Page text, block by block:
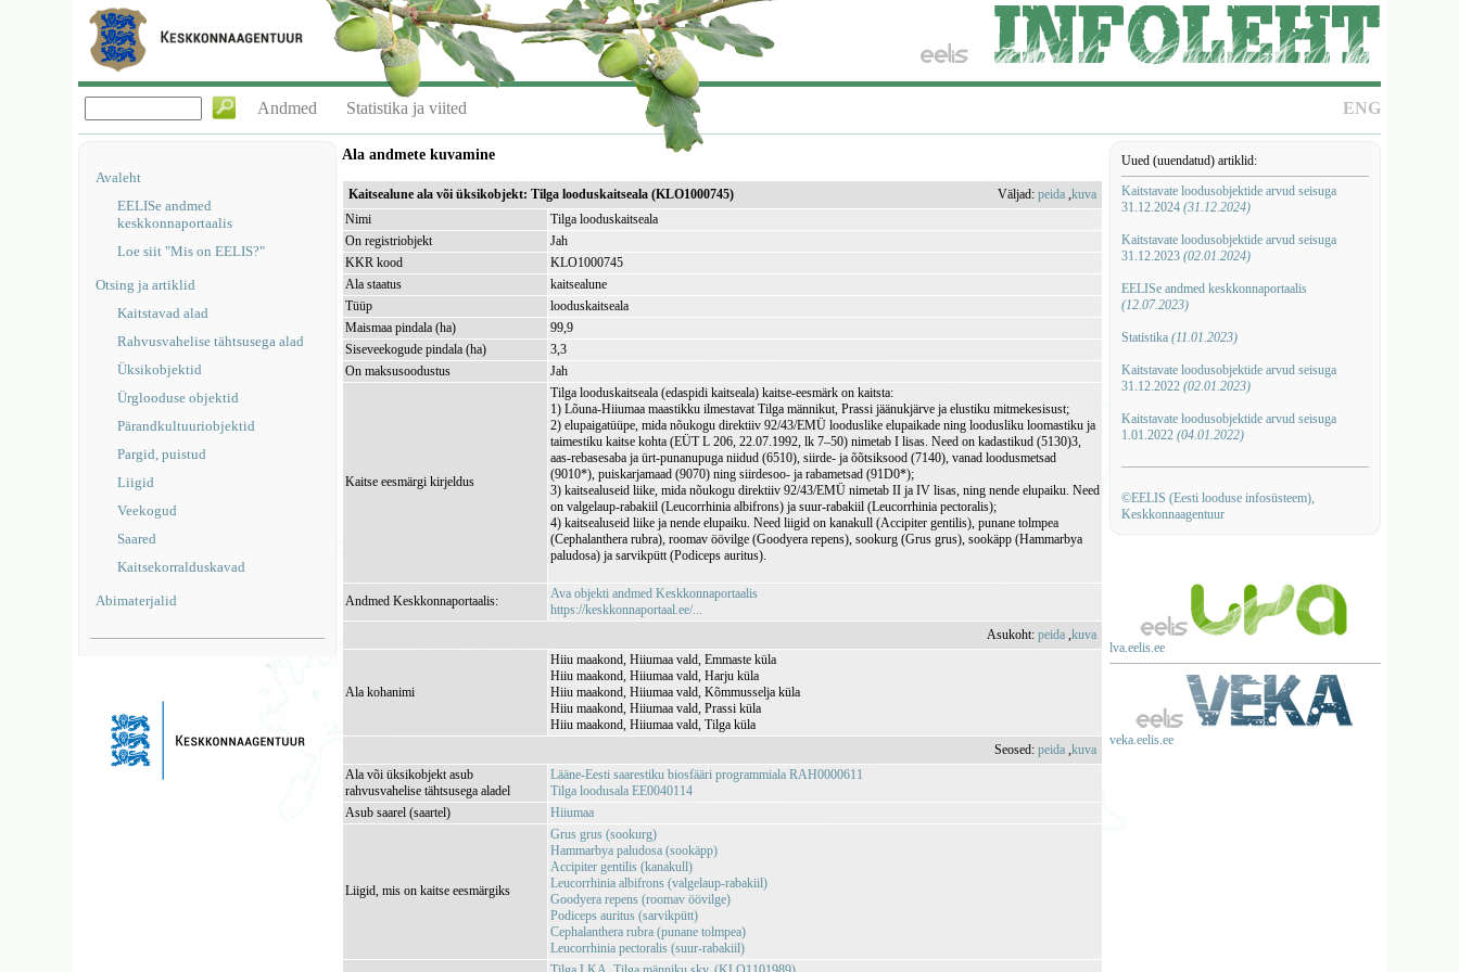
ENG
Andmed Statistika ja viited
Avaleht
EELISe andmed
keskkonnaportaalis
Loe siit "Mis on EELIS?"
Otsing ja artiklid
Kaitstavad alad
Rahvusvahelise tähtsusega alad
Üksikobjektid
Ürglooduse objektid
Pärandkultuuriobjektid
Pargid, puistud
Liigid
Veekogud
Saared
Kaitsekorralduskavad
Abimaterjalid
Uued (uuendatud) artiklid:
Kaitstavate loodusobjektide arvud seisuga
31.12.2024 (31.12.2024)
Kaitstavate loodusobjektide arvud seisuga
31.12.2023 (02.01.2024)
EELISe andmed keskkonnaportaalis
(12.07.2023)
Statistika (11.01.2023)
Kaitstavate loodusobjektide arvud seisuga
31.12.2022 (02.01.2023)
Kaitstavate loodusobjektide arvud seisuga
1.01.2022 (04.01.2022)
©EELIS (Eesti looduse infosüsteem),
Keskkonnaagentuur
lva.eelis.ee
veka.eelis.ee
Ala andmete kuvamine
Kaitsealune ala või üksikobjekt: Tilga looduskaitseala (KLO1000745) Väljad:peida ,kuva
Nimi
Tilga looduskaitseala
On registriobjekt
Jah
KKR kood
KLO1000745
Ala staatus
kaitsealune
Tüüp
looduskaitseala
Maismaa pindala (ha)
99,9
Siseveekogude pindala (ha)
3,3
On maksusoodustus
Jah
Kaitse eesmärgi kirjeldus
Tilga looduskaitseala (edaspidi kaitseala) kaitse-eesmärk on kaitsta:
1) Lõuna-Hiiumaa maastikku ilmestavat Tilga männikut, Prassi jäänukjärve ja elustiku mitmekesisust;
2) elupaigatüüpe, mida nõukogu direktiiv 92/43/EMÜ looduslike elupaikade ning loodusliku loomastiku ja
taimestiku kaitse kohta (EÜT L 206, 22.07.1992, lk 7–50) nimetab I lisas. Need on kadastikud (5130)3,
aas-rebasesaba ja ürt-punanupuga niidud (6510), siirde- ja õõtsiksood (7140), vanad loodusmetsad
(9010*), puiskarjamaad (9070) ning siirdesoo- ja rabametsad (91D0*);
3) kaitsealuseid liike, mida nõukogu direktiiv 92/43/EMÜ nimetab II ja IV lisas, ning nende elupaiku. Need
on valgelaup-rabakiil (Leucorrhinia albifrons) ja suur-rabakiil (Leucorrhinia pectoralis);
4) kaitsealuseid liike ja nende elupaiku. Need liigid on kanakull (Accipiter gentilis), punane tolmpea
(Cephalanthera rubra), roomav öövilge (Goodyera repens), sookurg (Grus grus), sookäpp (Hammarbya
paludosa) ja sarvikpütt (Podiceps auritus).
Andmed Keskkonnaportaalis:
Ava objekti andmed Keskkonnaportaalis
https://keskkonnaportaal.ee/...
Asukoht:peida ,kuva
Ala kohanimi
Hiiu maakond, Hiiumaa vald, Emmaste küla
Hiiu maakond, Hiiumaa vald, Harju küla
Hiiu maakond, Hiiumaa vald, Kõmmusselja küla
Hiiu maakond, Hiiumaa vald, Prassi küla
Hiiu maakond, Hiiumaa vald, Tilga küla
Seosed:peida ,kuva
Ala või üksikobjekt asub
rahvusvahelise tähtsusega aladel
Lääne-Eesti saarestiku biosfääri programmiala RAH0000611
Tilga loodusala EE0040114
Asub saarel (saartel)
Hiiumaa
Liigid, mis on kaitse eesmärgiks
Grus grus (sookurg)
Hammarbya paludosa (sookäpp)
Accipiter gentilis (kanakull)
Leucorrhinia albifrons (valgelaup-rabakiil)
Goodyera repens (roomav öövilge)
Podiceps auritus (sarvikpütt)
Cephalanthera rubra (punane tolmpea)
Leucorrhinia pectoralis (suur-rabakiil)